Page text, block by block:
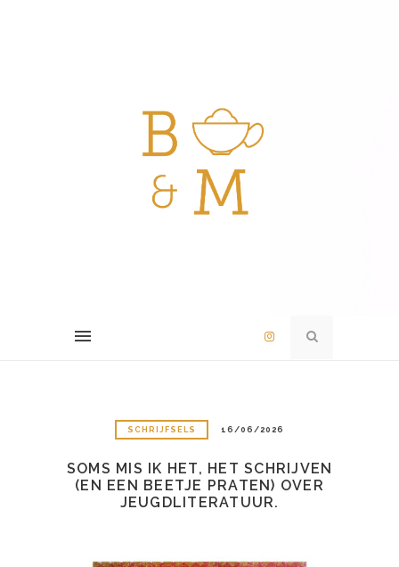
SCHRIJFSELS 16/06/2026
SOMS MIS IK HET, HET SCHRIJVEN
(EN EEN BEETJE PRATEN) OVER
JEUGDLITERATUUR.